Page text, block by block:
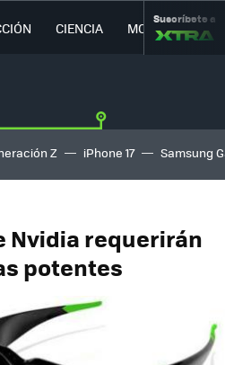
CIENCIA MOVILIDAD
Suscríbete a
Z iPhone 17 Samsung
Nvidia requerirán
potentes